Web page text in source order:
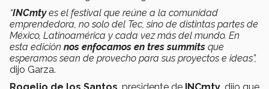
“INCmtyes el festival que reúne a la comunidad
emprendedora, no solo del Tec, sino de distintas partes de
México, Latinoamérica y cada vez más del mundo. En
esta edición nos enfocamos en tres summits que
esperamos sean de provecho para sus proyectos e ideas”,
dijo Garza.